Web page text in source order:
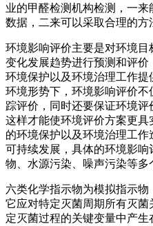
业的甲醛检测机构检测，一
数据，二来可以采取合理的方
环境影响评价主要是对环境
变化发展趋势进行预测和评
环境保护以及环境治理工作
环境形势下，环境影响评价
踪评价，同时还要保证环境评
这样才能使环境评价方案更
的环境保护以及环境治理工
可持续发展，具体的环境影
物、水源污染、噪声污染等多
六类化学指示物为模拟指示物
它应对特定灭菌周期所有灭
定灭菌过程的关键变量中产